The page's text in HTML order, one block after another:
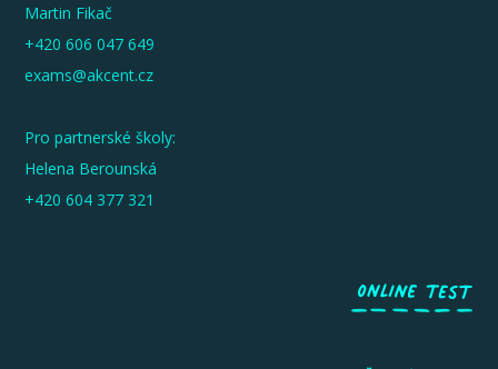
Martin Fikač
+420 606 047 649
exams@akcent.cz
Pro partnerské školy:
Helena Berounská
+420 604 377 321